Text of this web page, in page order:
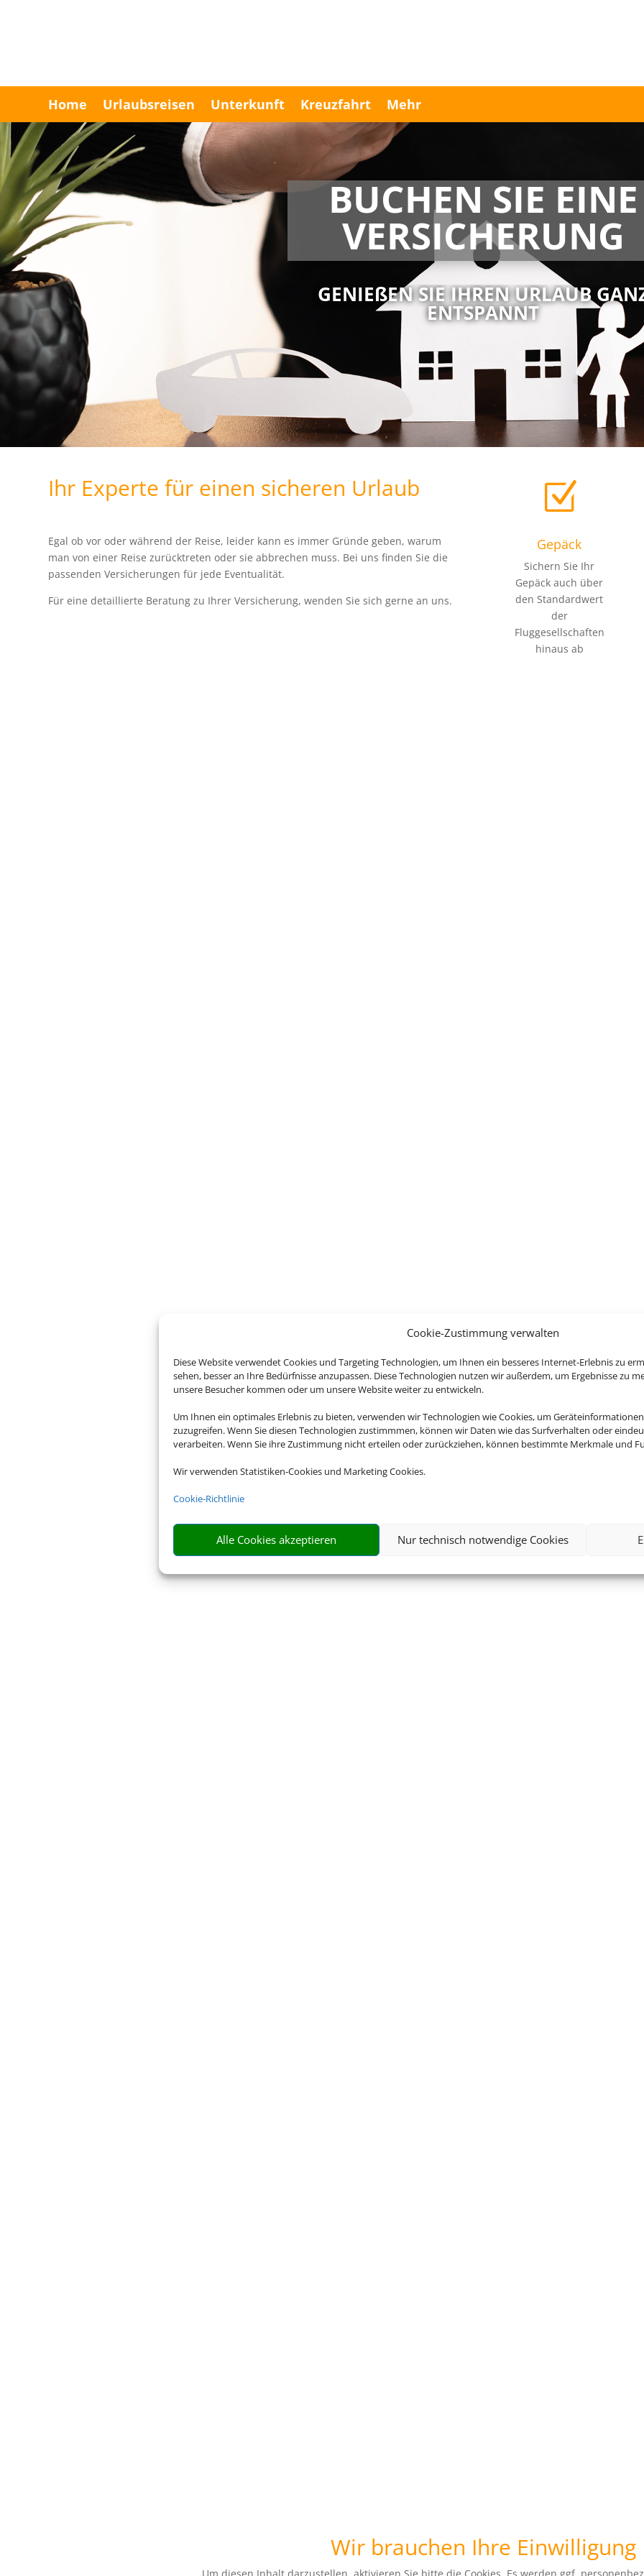
Cookie-Zustimmung verwalten
Diese Website verwendet Cookies und Targeting Technologien, um Ihnen ein besseres Internet-Erlebnis zu
sehen, besser an Ihre Bedürfnisse anzupassen. Diese Technologien nutzen wir außerdem, um Ergebnisse zu
unsere Besucher kommen oder um unsere Website weiter zu entwickeln.
Um Ihnen ein optimales Erlebnis zu bieten, verwenden wir Technologien wie Cookies, um
zuzugreifen. Wenn Sie diesen Technologien zustimmmen, können wir Daten wie das Surfverhalten oder
verarbeiten. Wenn Sie ihre Zustimmung nicht erteilen oder zurückziehen, können bestimmte Merkmale und
Wir verwenden Statistiken-Cookies und Marketing Cookies.
Cookie-Richtlinie
Alle Cookies akzeptieren Nur technisch notwendige Cookies
Home Urlaubsreisen Unterkunft Kreuzfahrt Mehr
BUCHEN SIE EINE
VERSICHERUNG
GENIEßEN SIE IHREN URLAUB
ENTSPANNT
Ihr Experte für einen sicheren Urlaub
Egal ob vor oder während der Reise, leider kann es immer Gründe geben, warum
man von einer Reise zurücktreten oder sie abbrechen muss. Bei uns finden Sie die
passenden Versicherungen für jede Eventualität.
Für eine detaillierte Beratung zu Ihrer Versicherung, wenden Sie sich gerne an uns.
Z
Gepäck
Sichern Sie Ihr
Gepäck auch über
den Standardwert
der
Fluggesellschaften
hinaus ab
Wir brauchen Ihre Einwilligung